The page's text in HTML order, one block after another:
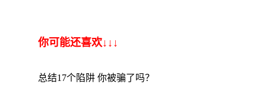
你可能还喜欢↓↓↓
总结17个陷阱 你被骗了吗？